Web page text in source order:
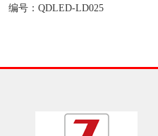
编号：QDLED-LD025